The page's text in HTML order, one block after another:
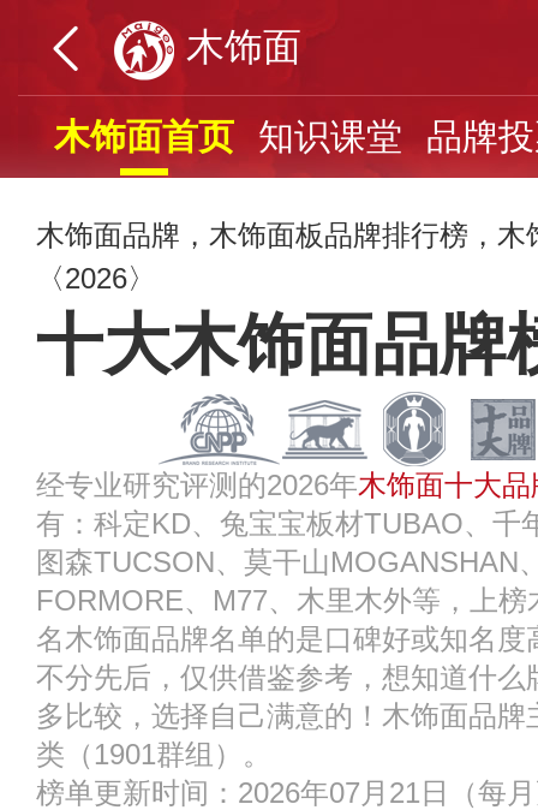
木饰面
木饰面首页 知识课堂 品牌
木饰面品牌，木饰面板品牌排行榜，
〈2026〉
十大木饰面品牌
经专业研究评测的2026年木饰面十大
有：科定KD、兔宝宝板材TUBAO、千
图森TUCSON、莫干山MOGANSHAN
FORMORE、M77、木里木外等，上
名木饰面品牌名单的是口碑好或知名
不分先后，仅供借鉴参考，想知道什
多比较，选择自己满意的！木饰面品
类（1901群组）。
榜单更新时间：2026年07月21日（每